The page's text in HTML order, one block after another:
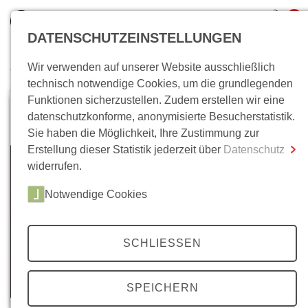
inkl. MwSt.
0,00 €
Zum Warenkorb Zur Kasse
Wo bin ich?
DATENSCHUTZEINSTELLUNGEN
Wir verwenden auf unserer Website ausschließlich
technisch notwendige Cookies, um die grundlegenden
Funktionen sicherzustellen. Zudem erstellen wir eine
datenschutzkonforme, anonymisierte Besucherstatistik.
Sie haben die Möglichkeit, Ihre Zustimmung zur
Erstellung dieser Statistik jederzeit über Datenschutz
widerrufen.
Notwendige Cookies
SCHLIESSEN
SPEICHERN